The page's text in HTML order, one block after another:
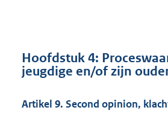
Hoofdstuk 4:
jeugdige en/of zijn
Artikel 9. Second opinion,